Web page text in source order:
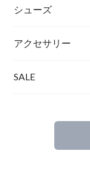
シューズ
アクセサリー
SALE